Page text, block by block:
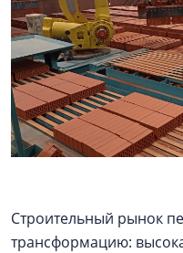
Строительный рынок
трансформацию: